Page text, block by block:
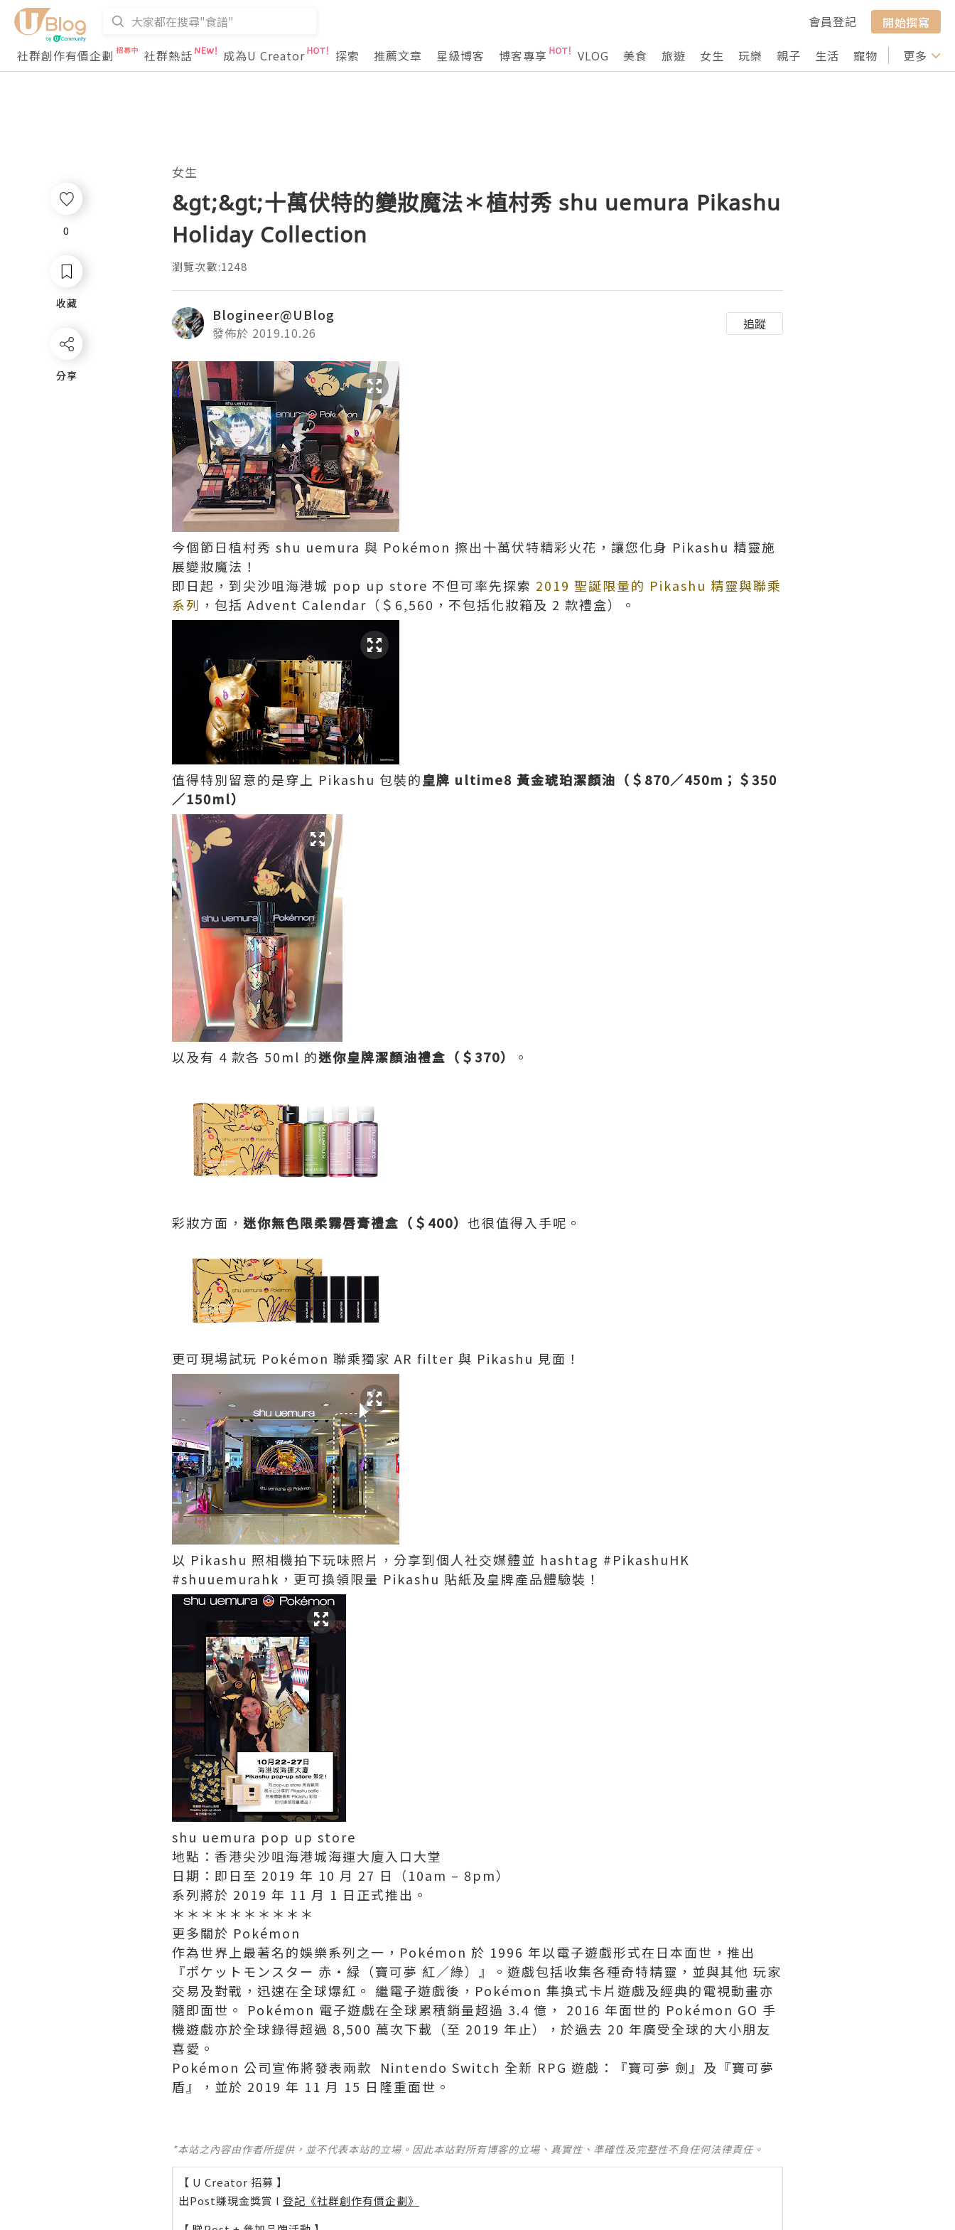
會員登記
開始撰寫
社群創作有價企劃
社群熱話 成為U Creator 探索 推薦文章 星級博客 博客專享 VLOG 美食 旅遊 女生 玩樂 親子 生活 寵物 行山 打卡
更多
0
收藏
分享
女生
&gt;&gt;十萬伏特的變妝魔法＊植村秀 shu uemura Pikashu
Holiday Collection
瀏覽次數:1248
Blogineer@UBlog
發佈於 2019.10.26
追蹤
今個節日植村秀 shu uemura 與 Pokémon 擦出十萬伏特精彩火花，讓您化身 Pikashu 精靈施
展變妝魔法！
即日起，到尖沙咀海港城 pop up store 不但可率先探索 2019 聖誕限量的 Pikashu 精靈與聯乘
系列 ，包括 Advent Calendar（＄6,560，不包括化妝箱及 2 款禮盒）。
值得特別留意的是穿上 Pikashu 包裝的皇牌 ultime8 黃金琥珀潔顏油（＄870／450m；＄350
／150ml）
以及有 4 款各 50ml 的迷你皇牌潔顏油禮盒（＄370） 。
彩妝方面， 迷你無色限柔霧唇膏禮盒（＄400） 也很值得入手呢。
更可現場試玩 Pokémon 聯乘獨家 AR filter 與 Pikashu 見面！
以 Pikashu 照相機拍下玩味照片，分享到個人社交媒體並 hashtag #PikashuHK
#shuuemurahk，更可換領限量 Pikashu 貼紙及皇牌產品體驗裝！
shu uemura pop up store
地點：香港尖沙咀海港城海運大廈入口大堂
日期：即日至 2019 年 10 月 27 日（10am – 8pm）
系列將於 2019 年 11 月 1 日正式推出。
＊＊＊＊＊＊＊＊＊＊
更多關於 Pokémon
作為世界上最著名的娛樂系列之一，Pokémon 於 1996 年以電子遊戲形式在日本面世，推出
『ポケットモンスター 赤・緑（寶可夢 紅／綠）』。遊戲包括收集各種奇特精靈，並與其他 玩家
交易及對戰，迅速在全球爆紅。 繼電子遊戲後，Pokémon 集換式卡片遊戲及經典的電視動畫亦
隨即面世。 Pokémon 電子遊戲在全球累積銷量超過 3.4 億， 2016 年面世的 Pokémon GO 手
機遊戲亦於全球錄得超過 8,500 萬次下載（至 2019 年止），於過去 20 年廣受全球的大小朋友
喜愛。
Pokémon 公司宣佈將發表兩款 Nintendo Switch 全新 RPG 遊戲：『寶可夢 劍』及『寶可夢
盾』，並於 2019 年 11 月 15 日隆重面世。
*本站之內容由作者所提供，並不代表本站的立場。因此本站對所有博客的立場、真實性、準確性及完整性不負任何法律責任。
【 U Creator 招募 】
出Post賺現金獎賞 l 登記《社群創作有價企劃》
0
收藏
分享